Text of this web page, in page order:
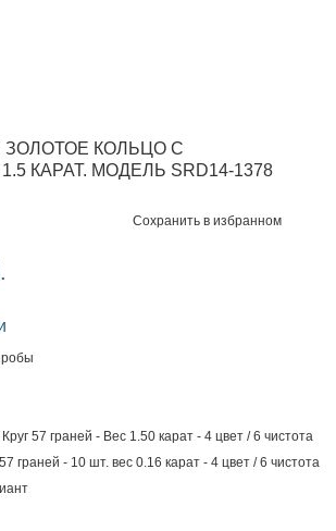
КОЛЬЦО С
КАРАТ. МОДЕЛЬ SRD14-1378
Сохранить в избранном
57 граней - Вес 1.50 карат - 4 цвет / 6 чистота
граней - 10 шт. вес 0.16 карат - 4 цвет / 6 чистота